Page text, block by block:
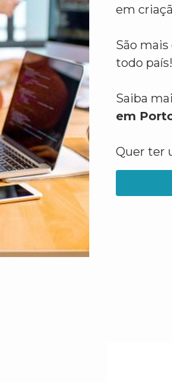
em
São
todo país!
Saiba
em
Quer ter